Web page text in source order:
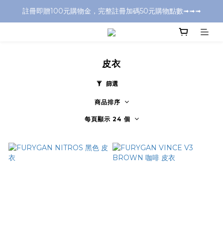
全店消費滿千元，超商取付免運費
註冊即贈100元購物金，完整註冊加碼50元購物點數➟➟➟
全店消費滿千元，超商取付免運費
皮衣
篩選
商品排序
每頁顯示 24 個